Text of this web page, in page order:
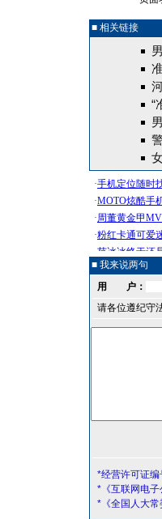
■ 相关链接
“
■ 我来说两句
用 户：
请各位遵纪守
*经营许可证
*《互联网电子
*《全国人大常